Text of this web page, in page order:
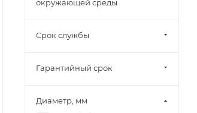
окружающей среды
Срок службы
Гарантийный срок
Диаметр, мм